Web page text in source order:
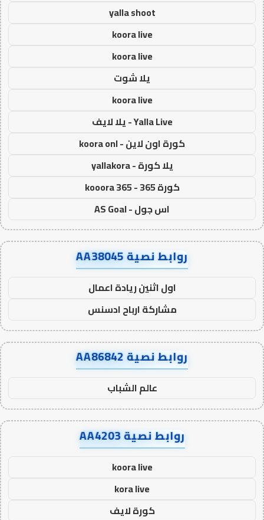
yalla shoot
koora live
koora live
يلا شوت
koora live
Yalla Live - يلا لايف
كورة اون لاين - koora onl
يلا كورة - yallakora
كورة 365 - kooora 365
اس جول - AS Goal
روابط نصية AA38045
اول اثنين ريادة اعمال
مشاركة ارباح ادسنس
روابط نصية AA86842
عالم الشباب
روابط نصية AA4203
koora live
kora live
كورة لايف